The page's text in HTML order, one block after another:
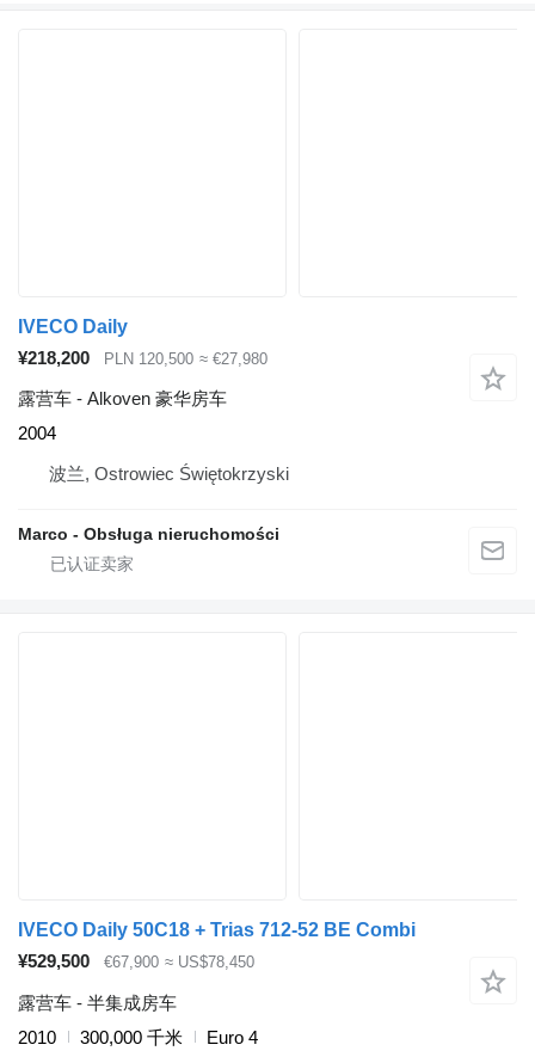
IVECO Daily
¥218,200
PLN 120,500 ≈ €27,980
露营车 - Alkoven 豪华房车
2004
波兰, Ostrowiec Świętokrzyski
Marco - Obsługa nieruchomości
IVECO Daily 50C18 + Trias 712-52 BE Combi
¥529,500
€67,900 ≈ US$78,450
露营车 - 半集成房车
2010
300,000 千米
Euro 4